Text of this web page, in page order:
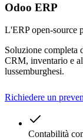
Odoo ERP
L'ERP open-source
Soluzione completa
CRM, inventario e
lussemburghesi.
Richiedere un
Contabilità